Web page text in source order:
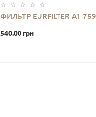
ФИЛЬТР EURFILTER А1
540.00 грн